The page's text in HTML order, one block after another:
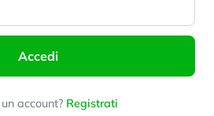
Accedi
account? Registrati